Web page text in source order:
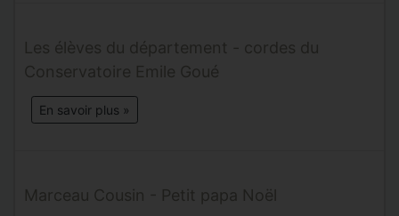
Les élèves du département - cordes du
Conservatoire Emile Goué
En savoir plus »
Marceau Cousin - Petit papa Noël